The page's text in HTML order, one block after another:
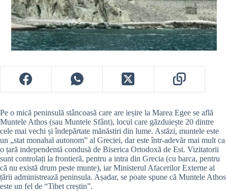
Pe o mică peninsulă stâncoasă care are ieșire la Marea Egee se află
Muntele Athos (sau Muntele Sfânt), locul care găzduiește 20 dintre
cele mai vechi și îndepărtate mănăstiri din lume. Astăzi, muntele este
un „stat monahal autonom” al Greciei, dar este într-adevăr mai mult ca
o țară independentă condusă de Biserica Ortodoxă de Est. Vizitatorii
sunt controlați la frontieră, pentru a intra din Grecia (cu barca, pentru
că nu există drum peste munte), iar Ministerul Afacerilor Externe al
țării administrează peninsula. Așadar, se poate spune că Muntele Athos
este un fel de “Tibet creștin”.